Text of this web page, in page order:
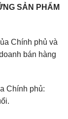
SẢN PHẨM
Chính phủ và
bán hàng
Chính phủ: